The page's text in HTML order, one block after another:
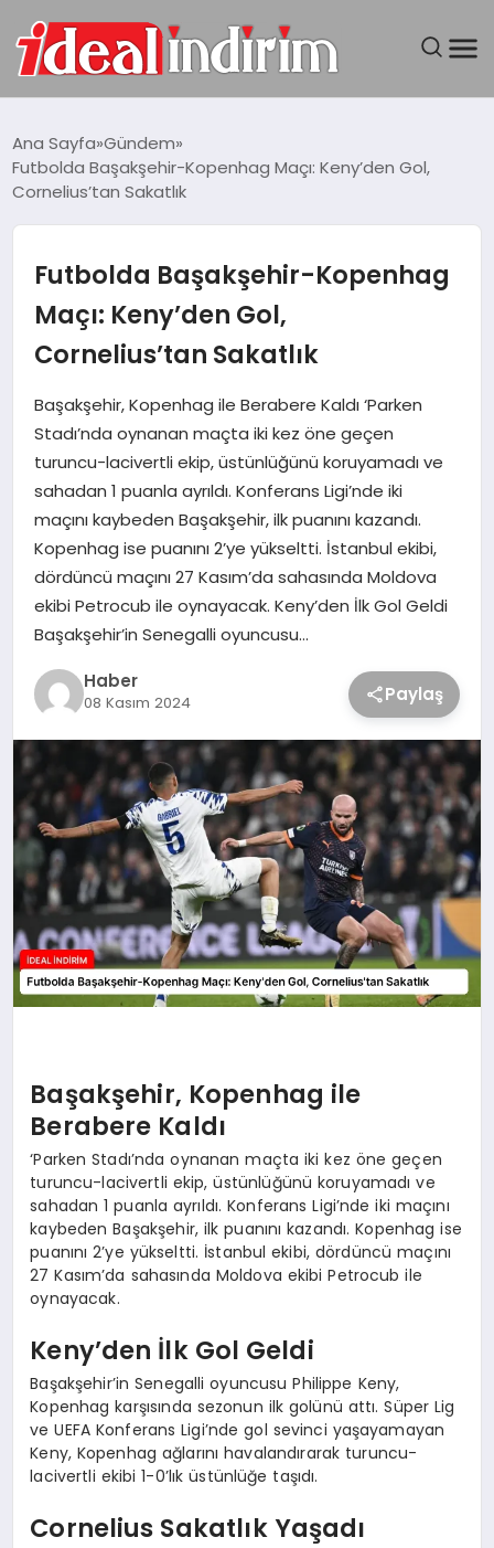
BILGISAYAR
TEKNOLOJI
YAŞAM
Ana Sayfa Gündem
Futbolda Başakşehir-Kopenhag Maçı: Keny’den Gol,
Cornelius’tan Sakatlık
Futbolda Başakşehir-Kopenhag
Maçı: Keny’den Gol,
Cornelius’tan Sakatlık
Başakşehir, Kopenhag ile Berabere Kaldı ‘Parken
Stadı’nda oynanan maçta iki kez öne geçen
turuncu-lacivertli ekip, üstünlüğünü koruyamadı ve
sahadan 1 puanla ayrıldı. Konferans Ligi’nde iki
maçını kaybeden Başakşehir, ilk puanını kazandı.
Kopenhag ise puanını 2’ye yükseltti. İstanbul ekibi,
dördüncü maçını 27 Kasım’da sahasında Moldova
ekibi Petrocub ile oynayacak. Keny’den İlk Gol Geldi
Başakşehir’in Senegalli oyuncusu…
Haber
08 Kasım 2024 Paylaş
Başakşehir, Kopenhag ile
Berabere Kaldı
‘Parken Stadı’nda oynanan maçta iki kez öne geçen
turuncu-lacivertli ekip, üstünlüğünü koruyamadı ve
sahadan 1 puanla ayrıldı. Konferans Ligi’nde iki maçını
kaybeden Başakşehir, ilk puanını kazandı. Kopenhag ise
puanını 2’ye yükseltti. İstanbul ekibi, dördüncü maçını
27 Kasım’da sahasında Moldova ekibi Petrocub ile
oynayacak.
Keny’den İlk Gol Geldi
Başakşehir’in Senegalli oyuncusu Philippe Keny,
Kopenhag karşısında sezonun ilk golünü attı. Süper Lig
ve UEFA Konferans Ligi’nde gol sevinci yaşayamayan
Keny, Kopenhag ağlarını havalandırarak turuncu-
lacivertli ekibi 1-0’lık üstünlüğe taşıdı.
Cornelius Sakatlık Yaşadı